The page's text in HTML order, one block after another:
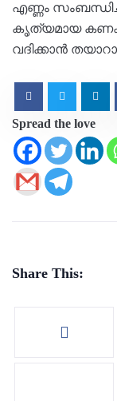
എ​ണ്ണം
കൃ​ത്യ​മാ​യ
വ​ദി​ക്കാ​ൻ
Spread the love
Share This: